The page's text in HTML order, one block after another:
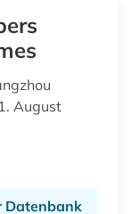
Datenbank